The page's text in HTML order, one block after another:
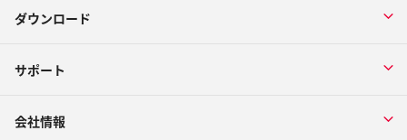
ダウンロード
サポート
会社情報